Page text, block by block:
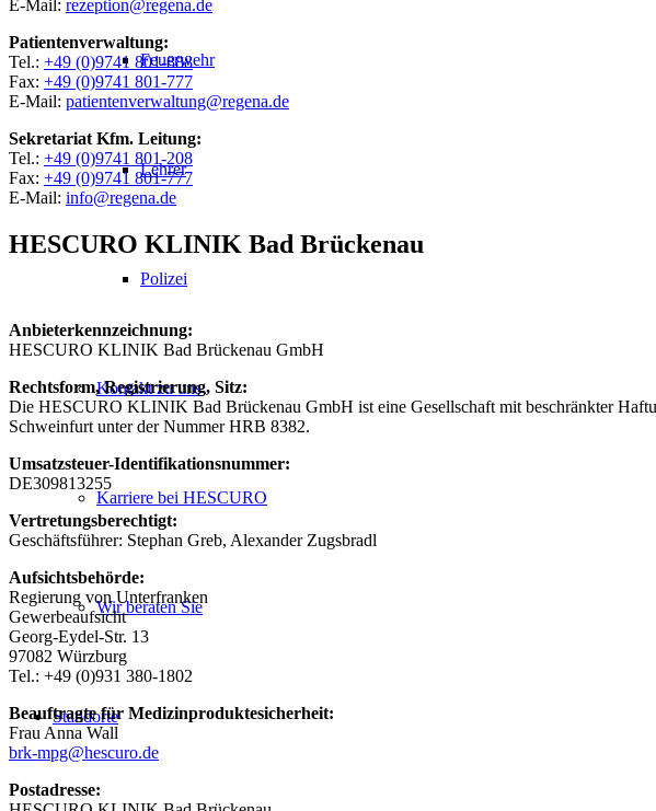
Feuerwehr
Lehrer
Polizei
Kontakt zu uns
Karriere bei HESCURO
Wir beraten Sie
Standorte
E-Mail: rezeption@regena.de
Patientenverwaltung:
Tel.: +49 (0)9741 801-888
Fax: +49 (0)9741 801-777
E-Mail: patientenverwaltung@regena.de
Sekretariat Kfm. Leitung:
Tel.: +49 (0)9741 801-208
Fax: +49 (0)9741 801-777
E-Mail: info@regena.de
HESCURO KLINIK Bad Brückenau
Anbieterkennzeichnung:
HESCURO KLINIK Bad Brückenau GmbH
Rechtsform, Registrierung, Sitz:
Die HESCURO KLINIK Bad Brückenau GmbH ist eine Gesellschaft mit beschränkter
Schweinfurt unter der Nummer HRB 8382.
Umsatzsteuer-Identifikationsnummer:
DE309813255
Vertretungsberechtigt:
Geschäftsführer: Stephan Greb, Alexander Zugsbradl
Aufsichtsbehörde:
Regierung von Unterfranken
Gewerbeaufsicht
Georg-Eydel-Str. 13
97082 Würzburg
Tel.: +49 (0)931 380-1802
Beauftragte für Medizinproduktesicherheit:
Frau Anna Wall
brk-mpg@hescuro.de
Postadresse: